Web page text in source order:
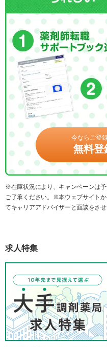
今ならご登
無料登
※在庫状況により、キャンペーンは
ご了承ください。※本ウェブサイト
てキャリアアドバイザーと面談をさ
求人特集